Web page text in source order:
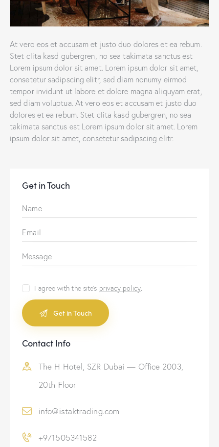
At vero eos et accusam et justo duo dolores et ea rebum.
Stet clita kasd gubergren, no sea takimata sanctus est
Lorem ipsum dolor sit amet. Lorem ipsum dolor sit amet,
consetetur sadipscing elitr, sed diam nonumy eirmod
tempor invidunt ut labore et dolore magna aliquyam erat,
sed diam voluptua. At vero eos et accusam et justo duo
dolores et ea rebum. Stet clita kasd gubergren, no sea
takimata sanctus est Lorem ipsum dolor sit amet. Lorem
ipsum dolor sit amet, consetetur sadipscing elitr.
Get in Touch
I agree with the site’s privacy policy.
l
e
t
v
Contact Info
The H Hotel, SZR Dubai — Office 2003,
20th Floor
info@istaktrading.com
+971505341582